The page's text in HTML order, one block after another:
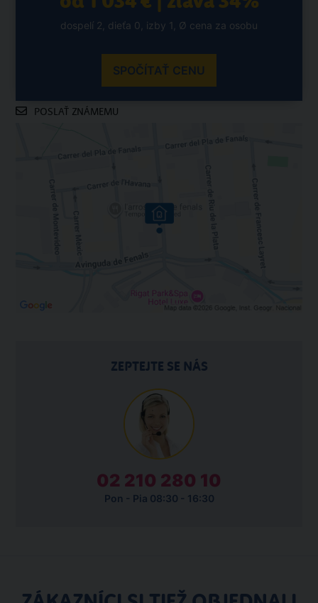
dospelí 2, dieťa 0, izby 1, Ø cena za osobu
SPOČÍTAŤ CENU
POSLAŤ ZNÁMEMU
ZEPTEJTE SE NÁS
02 210 280 10
Pon - Pia 08:30 - 16:30